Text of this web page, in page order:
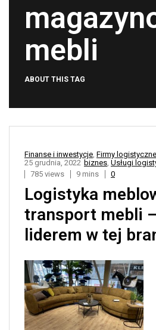
mebli
ABOUT THIS TAG
Finanse i inwestycje, Firmy logistyczne
biznes, Usługi
25 grudnia, 2022
785 views
9 mins 0
Logistyka
transport mebli
liderem w tej